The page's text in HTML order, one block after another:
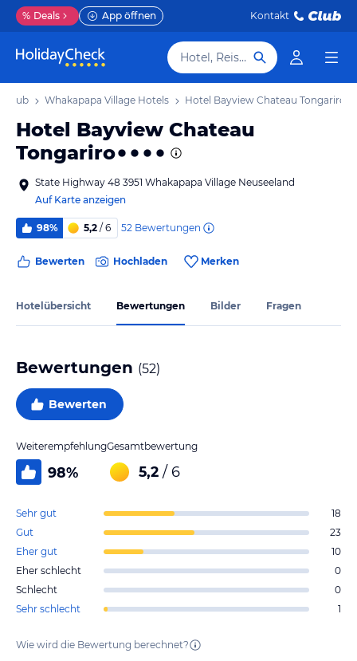
% Deals App öffnen Kontakt
Hotel, Reiseziel
Whakapapa Village Hotels Hotel Bayview Chateau Tongariro
Hotel Bayview Chateau
Tongariro
State Highway 48 3951 Whakapapa Village Neuseeland
Auf Karte anzeigen
98% 5,2 / 6 52 Bewertungen
Bewerten Hochladen Merken
Hotelübersicht Bewertungen Bilder Fragen
Bewertungen (52)
Bewerten
Weiterempfehlung
98%
Gesamtbewertung
5,2 / 6
Sehr gut
18
Gut
23
Eher gut
10
Eher schlecht
0
Schlecht
0
Sehr schlecht
1
Wie wird die Bewertung berechnet?